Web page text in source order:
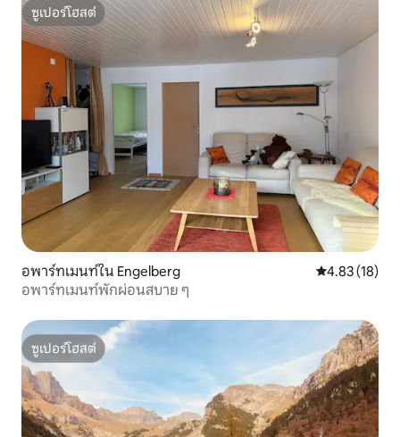
ซูเปอร์โฮสต์
ซูเปอร์โฮสต์
อพาร์ทเมนท์ใน Engelberg คะแนนเฉลี่ย
4.83 (18)
อพาร์ทเมนท์พักผ่อนสบาย ๆ
ซูเปอร์โฮสต์
ซูเปอร์โฮสต์